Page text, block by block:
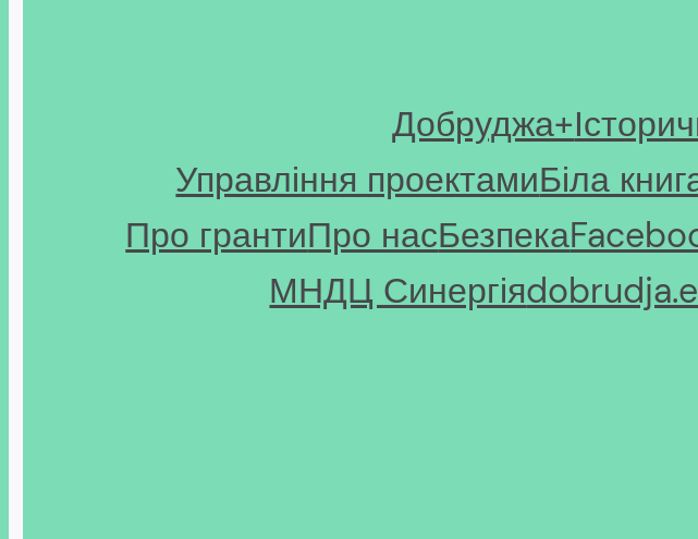
Добруджа+
Управління проектамиБіла
Про грантиПро насБезпека
МНДЦ Синергія